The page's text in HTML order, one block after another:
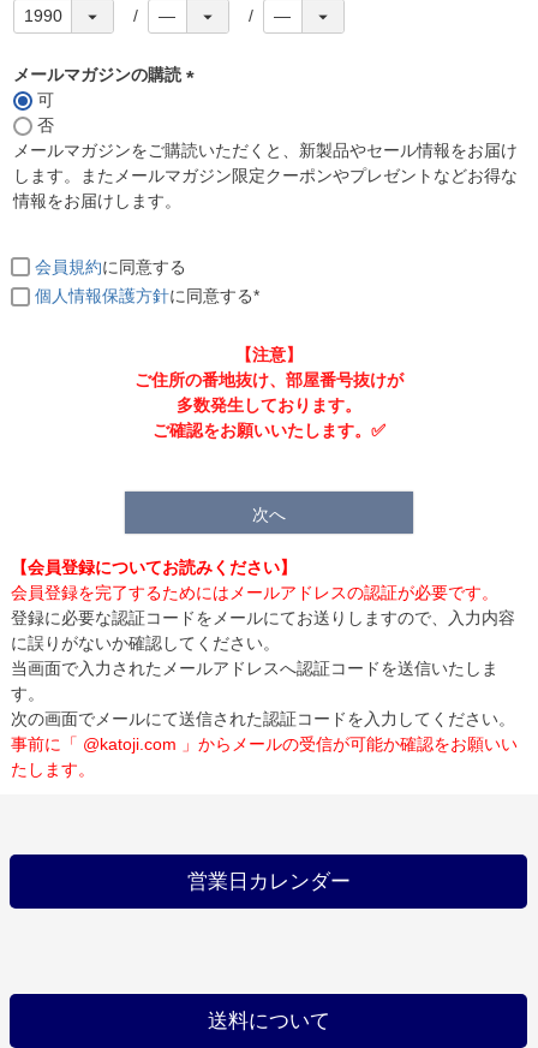
(
須
メールマガジンの購読
須
)
可
否
メールマガジンをご購読いただくと、新製品やセール情報をお届け
します。またメールマガジン限定クーポンやプレゼントなどお得な
情報をお届けします。
会員規約に同意する
個人情報保護方針に同意する*
【注意】
ご住所の番地抜け、部屋番号抜けが
多数発生しております。
ご確認をお願いいたします。✅
次へ
【会員登録についてお読みください】
会員登録を完了するためにはメールアドレスの認証が必要です。
登録に必要な認証コードをメールにてお送りしますので、入力内容
に誤りがないか確認してください。
当画面で入力されたメールアドレスへ認証コードを送信いたしま
す。
次の画面でメールにて送信された認証コードを入力してください。
事前に「 @katoji.com 」からメールの受信が可能か確認をお願いい
たします。
営業日カレンダー
送料について